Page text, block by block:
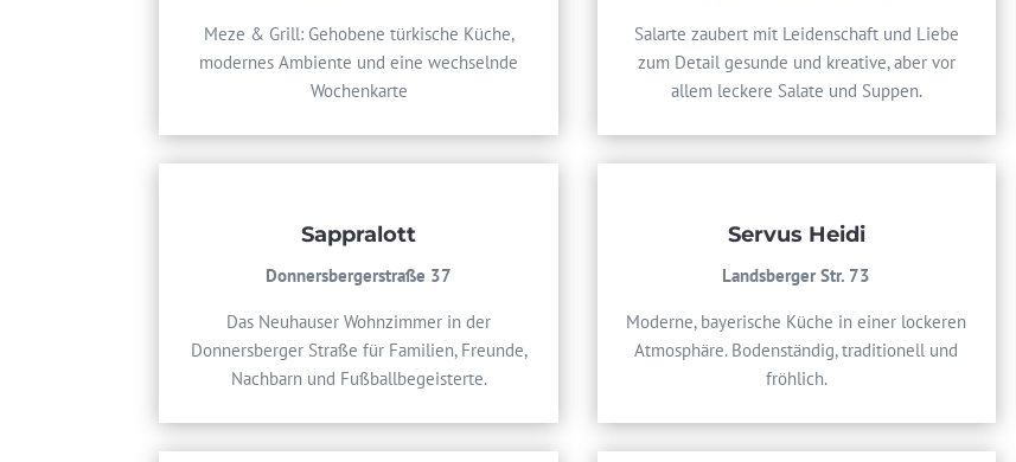
Meze & Grill: Gehobene türkische Küche,
modernes Ambiente und eine wechselnde
Wochenkarte
Salarte zaubert mit Leidenschaft und Liebe
zum Detail gesunde und kreative, aber vor
allem leckere Salate und Suppen.
Sappralott
Donnersbergerstraße 37
Das Neuhauser Wohnzimmer in der
Donnersberger Straße für Familien, Freunde,
Nachbarn und Fußballbegeisterte.
Servus Heidi
Landsberger Str. 73
Moderne, bayerische Küche in einer lockeren
Atmosphäre. Bodenständig, traditionell und
fröhlich.